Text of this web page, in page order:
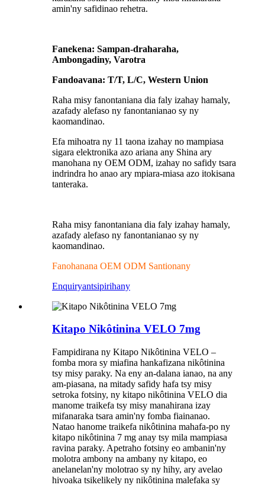
amin'ny safidinao rehetra.
Fanekena: Sampan-draharaha,
Ambongadiny, Varotra
Fandoavana: T/T, L/C, Western Union
Raha misy fanontaniana dia faly izahay hamaly,
azafady alefaso ny fanontanianao sy ny
kaomandinao.
Efa mihoatra ny 11 taona izahay no mampiasa
sigara elektronika azo ariana any Shina ary
manohana ny OEM ODM, izahay no safidy tsara
indrindra ho anao ary mpiara-miasa azo itokisana
tanteraka.
Raha misy fanontaniana dia faly izahay hamaly,
azafady alefaso ny fanontanianao sy ny
kaomandinao.
Fanohanana OEM ODM Santionany
Enquiryantsipirihany
Kitapo Nikôtinina VELO 7mg
Fampidirana ny Kitapo Nikôtinina VELO –
fomba mora sy miafina hankafizana nikôtinina
tsy misy paraky. Na eny an-dalana ianao, na any
am-piasana, na mitady safidy hafa tsy misy
setroka fotsiny, ny kitapo nikôtinina VELO dia
manome traikefa tsy misy manahirana izay
mifanaraka tsara amin'ny fomba fiainanao.
Natao hanome traikefa nikôtinina mahafa-po ny
kitapo nikôtinina 7 mg anay tsy mila mampiasa
ravina paraky. Apetraho fotsiny eo ambanin'ny
molotra ambony na ambany ny kitapo, eo
anelanelan'ny molotrao sy ny hihy, ary avelao
hivoaka tsikelikely ny nikôtinina malefaka sy